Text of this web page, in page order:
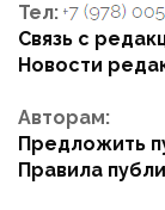
Тел:
Связь с
Новости
Авторам:
Предложить
Правила